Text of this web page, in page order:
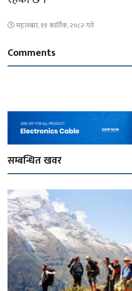
मङ्लबार, ११ कार्तिक, २०८२ गते
Comments
सम्बन्धित खवर